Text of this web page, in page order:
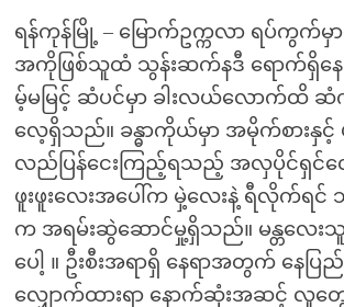
ရန်ကုန်မြို့ – မြောက်ဥက္ကလာ ရပ်ကွက်မှ
အကိုဖြစ်သူထံ သွန်းဆက်နဒီ ရောက်ရှိန
မ့်မမြင့် ဆံပင်မှာ ခါးလယ်လောက်ထိ ဆံ
လေ့ရှိသည်။ ခန္ဓာကိုယ်မှာ အမိုက်စားနှင့်
လည်ပြန်ငေးကြည့်ရသည့် အလှပိုင်ရှင်လ
ဖူးဖူးလေးအပေါ်က မှဲ့လေးနဲ့ ရီလိုက်ရ
က အရမ်းဆွဲဆောင်မှု့ရှိသည်။ မန္တလေး
ပေါ့ ။ ဦးစီးအရာရှိ နေရာအတွက် နေပ
လျှောက်ထားရာ နောက်ဆုံးအဆင့် လူတွေ့